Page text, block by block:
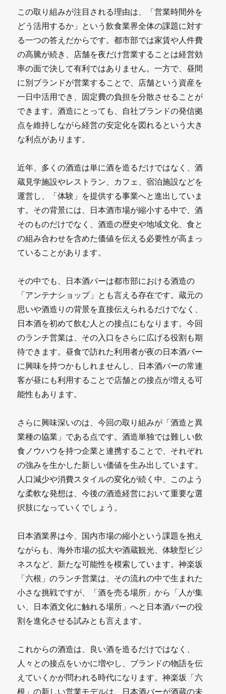
この取り組みが注目される理由は、「営業時間外を
どう活用するか」という飲食業界全体の課題に対す
る一つの答えだからです。都市部では家賃や人件費
の高騰が続き、店舗を夜だけ営業することは経営効
率の面で決して有利ではありません。一方で、昼間
に別ブランドが営業することで、店舗という資産を
一日中活用でき、固定費の負担を分散させることが
できます。酒造にとっても、自社ブランドの発信拠
点を維持しながら経営の安定化を図れるという大き
な利点があります。
近年、多くの酒造は単に酒を造るだけではなく、酒
蔵見学施設やレストラン、カフェ、宿泊施設などを
運営し、「体験」を提供する事業へと進出していま
す。その背景には、日本酒市場が縮小する中で、酒
そのものだけでなく、酒造の歴史や地域文化、食と
の組み合わせを含めた価値を伝える必要性が高まっ
ていることがあります。
その中でも、日本酒バーは都市部における酒造の
「アンテナショップ」とも言える存在です。蔵元の
思いや酒造りの背景を直接伝えられるだけでなく、
日本酒を初めて飲む人との接点にもなります。今回
のランチ営業は、その入口をさらに広げる役割も期
待できます。昼食で訪れた利用者が夜の日本酒バー
に興味を持つかもしれませんし、日本酒バーの常連
客が昼にも利用することで店舗との接点が増える可
能性もあります。
さらに興味深いのは、今回の取り組みが「酒造と異
業種の協業」である点です。酒造単独では難しい飲
食ノウハウを持つ企業と連携することで、それぞれ
の強みを生かした新しい価値を生み出しています。
人口減少や消費スタイルの変化が続く中、このよう
な柔軟な発想は、今後の酒造経営において重要な選
択肢になっていくでしょう。
日本酒業界は今、国内市場の縮小という課題を抱え
ながらも、海外市場の拡大や酒蔵観光、体験型ビジ
ネスなど、新たな可能性を模索しています。神楽坂
「六根」のランチ営業は、その流れの中で生まれた
小さな挑戦ですが、「酒を売る場所」から「人が集
い、日本酒文化に触れる場所」へと日本酒バーの役
割を進化させる試みとも言えます。
これからの酒造は、良い酒を造るだけではなく、
人々との接点をいかに増やし、ブランドの物語を伝
えていくかが問われる時代になります。神楽坂「六
根」の新しい営業モデルは、日本酒バーが酒蔵の未